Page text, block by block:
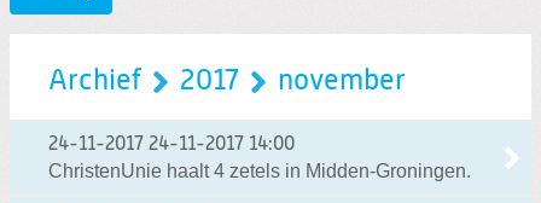
Archief 2017 november
24-11-2017 24-11-2017 14:00
ChristenUnie haalt 4 zetels in Midden-Groningen.